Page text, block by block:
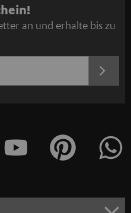
an und erhalte bis zu
JETZT